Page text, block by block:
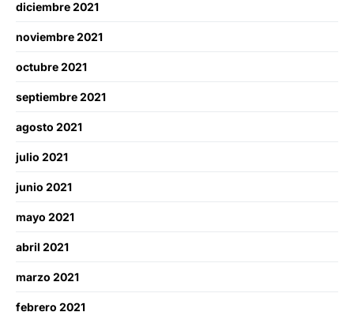
diciembre 2021
noviembre 2021
octubre 2021
septiembre 2021
agosto 2021
julio 2021
junio 2021
mayo 2021
abril 2021
marzo 2021
febrero 2021